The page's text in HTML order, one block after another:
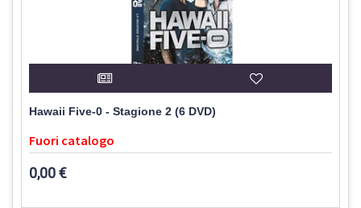
Hawaii Five-0 - Stagione 2 (6 DVD)
Fuori catalogo
0,00 €